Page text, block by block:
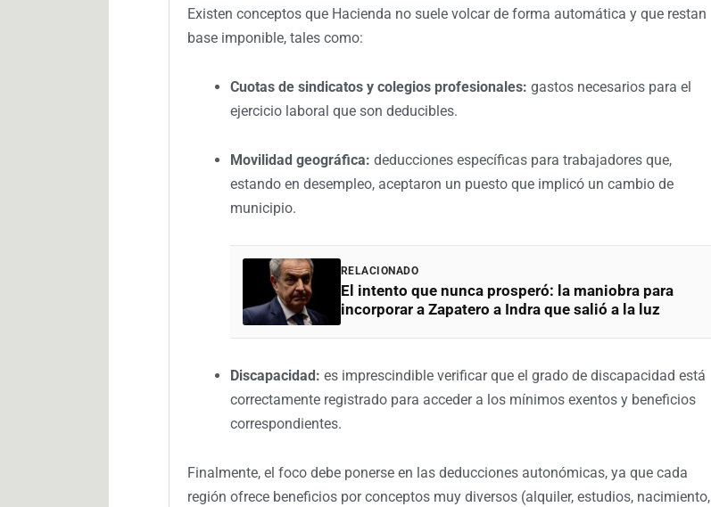
Existen conceptos que Hacienda no suele volcar de forma automática y que restan
base imponible, tales como:
Cuotas de sindicatos y colegios profesionales: gastos necesarios para el
ejercicio laboral que son deducibles.
Movilidad geográfica: deducciones específicas para trabajadores que,
estando en desempleo, aceptaron un puesto que implicó un cambio de
municipio.
RELACIONADO
El intento que nunca prosperó: la maniobra para
incorporar a Zapatero a Indra que salió a la luz
Discapacidad: es imprescindible verificar que el grado de discapacidad está
correctamente registrado para acceder a los mínimos exentos y beneficios
correspondientes.
Finalmente, el foco debe ponerse en las deducciones autonómicas, ya que cada
región ofrece beneficios por conceptos muy diversos (alquiler, estudios, nacimiento,